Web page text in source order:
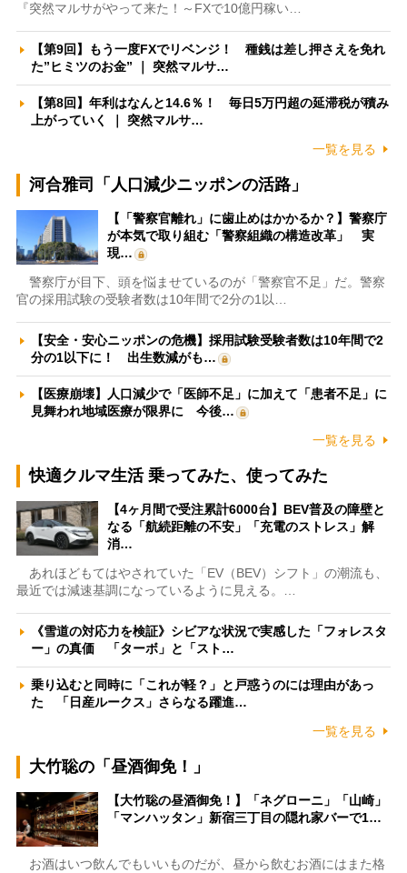
『突然マルサがやって来た！～FXで10億円稼い…
【第9回】もう一度FXでリベンジ！ 種銭は差し押さえを免れ
た”ヒミツのお金” ｜ 突然マルサ…
【第8回】年利はなんと14.6％！ 毎日5万円超の延滞税が積み
上がっていく ｜ 突然マルサ…
一覧を見る
河合雅司「人口減少ニッポンの活路」
【「警察官離れ」に歯止めはかかるか？】警察庁
が本気で取り組む「警察組織の構造改革」 実
現…
警察庁が目下、頭を悩ませているのが「警察官不足」だ。警察
官の採用試験の受験者数は10年間で2分の1以…
【安全・安心ニッポンの危機】採用試験受験者数は10年間で2
分の1以下に！ 出生数減がも…
【医療崩壊】人口減少で「医師不足」に加えて「患者不足」に
見舞われ地域医療が限界に 今後…
一覧を見る
快適クルマ生活 乗ってみた、使ってみた
【4ヶ月間で受注累計6000台】BEV普及の障壁と
なる「航続距離の不安」「充電のストレス」解
消…
あれほどもてはやされていた「EV（BEV）シフト」の潮流も、
最近では減速基調になっているように見える。…
《雪道の対応力を検証》シビアな状況で実感した「フォレスタ
ー」の真価 「ターボ」と「スト…
乗り込むと同時に「これが軽？」と戸惑うのには理由があっ
た 「日産ルークス」さらなる躍進…
一覧を見る
大竹聡の「昼酒御免！」
【大竹聡の昼酒御免！】「ネグローニ」「山崎」
「マンハッタン」新宿三丁目の隠れ家バーで1…
お酒はいつ飲んでもいいものだが、昼から飲むお酒にはまた格